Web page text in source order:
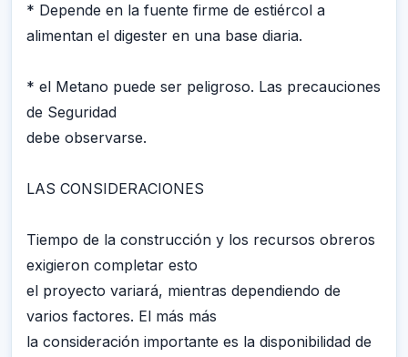
* Depende en la fuente firme de estiércol a
alimentan el digester en una base diaria.
* el Metano puede ser peligroso. Las precauciones
de Seguridad
debe observarse.
LAS CONSIDERACIONES
Tiempo de la construcción y los recursos obreros
exigieron completar esto
el proyecto variará, mientras dependiendo de
varios factores. El más más
la consideración importante es la disponibilidad de